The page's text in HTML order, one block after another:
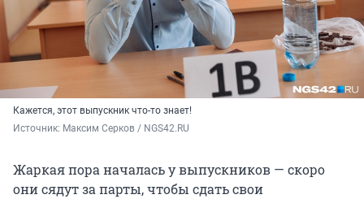
Кажется, этот выпускник что-то знает!
Источник: Максим Серков / NGS42.RU
Жаркая пора началась у выпускников — скоро
они сядут за парты, чтобы сдать свои